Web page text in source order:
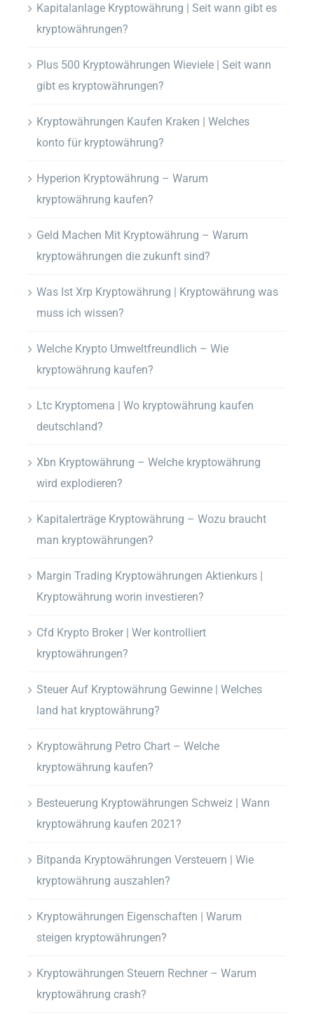
Kapitalanlage Kryptowährung | Seit wann gibt es
kryptowährungen?
Plus 500 Kryptowährungen Wieviele | Seit wann
gibt es kryptowährungen?
Kryptowährungen Kaufen Kraken | Welches
konto für kryptowährung?
Hyperion Kryptowährung – Warum
kryptowährung kaufen?
Geld Machen Mit Kryptowährung – Warum
kryptowährungen die zukunft sind?
Was Ist Xrp Kryptowährung | Kryptowährung was
muss ich wissen?
Welche Krypto Umweltfreundlich – Wie
kryptowährung kaufen?
Ltc Kryptomena | Wo kryptowährung kaufen
deutschland?
Xbn Kryptowährung – Welche kryptowährung
wird explodieren?
Kapitalerträge Kryptowährung – Wozu braucht
man kryptowährungen?
Margin Trading Kryptowährungen Aktienkurs |
Kryptowährung worin investieren?
Cfd Krypto Broker | Wer kontrolliert
kryptowährungen?
Steuer Auf Kryptowährung Gewinne | Welches
land hat kryptowährung?
Kryptowährung Petro Chart – Welche
kryptowährung kaufen?
Besteuerung Kryptowährungen Schweiz | Wann
kryptowährung kaufen 2021?
Bitpanda Kryptowährungen Versteuern | Wie
kryptowährung auszahlen?
Kryptowährungen Eigenschaften | Warum
steigen kryptowährungen?
Kryptowährungen Steuern Rechner – Warum
kryptowährung crash?